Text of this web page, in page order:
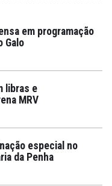
em programação
Galo
libras e
MRV
especial no
da Penha